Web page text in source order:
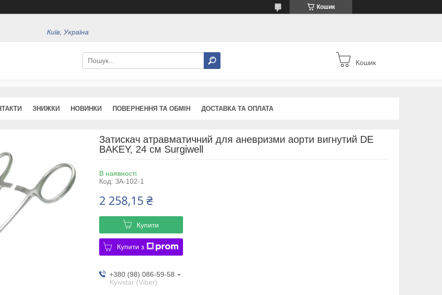
Кошик
Київ, Україна
Кошик
ЗНИЖКИ НОВИНКИ ПОВЕРНЕННЯ ТА ОБМІН ДОСТАВКА ТА ОПЛАТА
Затискач атравматичний для аневризми аорти вигнутий DE
BAKEY, 24 см Surgiwell
В наявності
Код: ЗА-102-1
2 258,15 ₴
Купити
Купити з
+380 (98) 086-59-58
Kyivstar (Viber)